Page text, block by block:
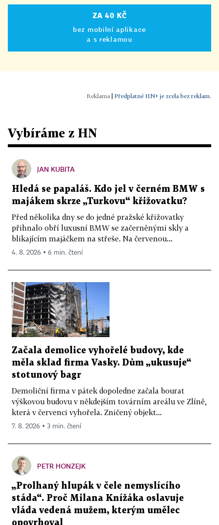
ZA 40 KČ
bez mobilní aplikace
a s reklamou
| Předplatné HN+ je zcela bez reklam.
Vybíráme z HN
JAN KUBITA
Hledá se papaláš. Kdo jel v černém BMW s
majákem skrze „Turkovu“ křižovatku?
Před několika dny se do jedné pražské křižovatky
přihnalo obří luxusní BMW se začerněnými skly a
blikajícím majáčkem na střeše. Na červenou...
4. 8. 2026 ▪ 6 min. čtení
Začala demolice vyhořelé budovy, kde
měla sklad firma Vasky. Dům „ukusuje“
stotunový bagr
Demoliční firma v pátek dopoledne začala bourat
výškovou budovu v někdejším továrním areálu ve Zlíně,
která v červenci vyhořela. Zničený objekt...
7. 8. 2026 ▪ 3 min. čtení
PETR HONZEJK
„Prolhaný hlupák v čele nemyslícího
stáda“. Proč Milana Knížáka oslavuje
vláda vedená mužem, kterým umělec
opovrhoval